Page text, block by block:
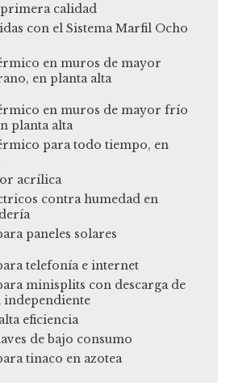
calidad
con el Sistema Marfil Ocho
en muros de mayor
en planta alta
en muros de mayor frío
planta alta
para todo tiempo, en
acrílica
contra humedad en
paneles solares
telefonía e internet
minisplits con descarga de
independiente
eficiencia
de bajo consumo
tinaco en azotea